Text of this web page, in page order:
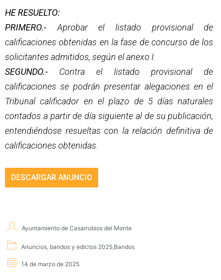
HE RESUELTO:
PRIMERO.- Aprobar el listado provisional de
calificaciones obtenidas en la fase de concurso de los
solicitantes admitidos, según el anexo I.
SEGUNDO.- Contra el listado provisional de
calificaciones se podrán presentar alegaciones en el
Tribunal calificador en el plazo de 5 días naturales
contados a partir de día siguiente al de su publicación,
entendiéndose resueltas con la relación definitiva de
calificaciones obtenidas.
DESCARGAR ANUNCIO
Ayuntamiento de Casarrubios del Monte
Anuncios, bandos y edictos 2025,Bandos
14 de marzo de 2025